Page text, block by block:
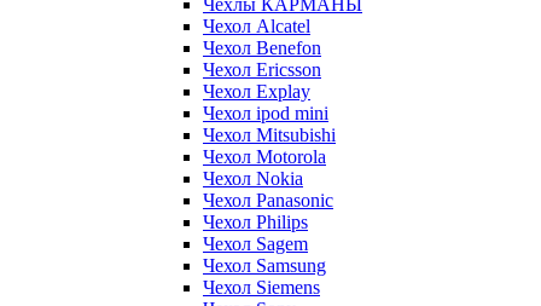
Чехлы КАРМАНЫ
Чехол Alcatel
Чехол Benefon
Чехол Ericsson
Чехол Explay
Чехол ipod mini
Чехол Mitsubishi
Чехол Motorola
Чехол Nokia
Чехол Panasonic
Чехол Philips
Чехол Sagem
Чехол Samsung
Чехол Siemens